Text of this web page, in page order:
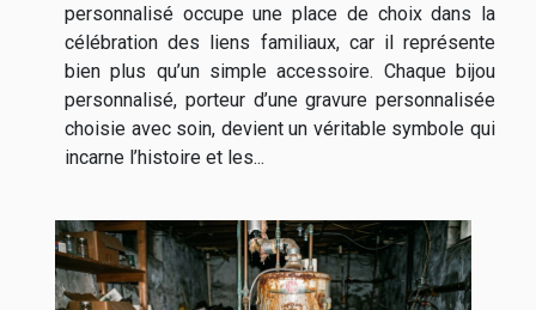
personnalisé occupe une place de choix dans la
célébration des liens familiaux, car il représente
bien plus qu’un simple accessoire. Chaque bijou
personnalisé, porteur d’une gravure personnalisée
choisie avec soin, devient un véritable symbole qui
incarne l’histoire et les...